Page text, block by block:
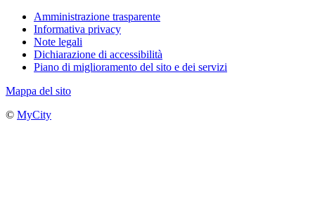
Amministrazione trasparente
Informativa privacy
Note legali
Dichiarazione di accessibilità
Piano di miglioramento del sito e dei servizi
Mappa del sito
© MyCity